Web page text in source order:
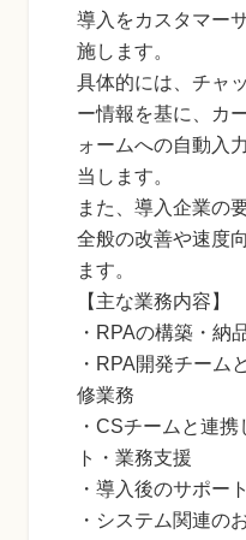
導入をカスタマー
施します。
具体的には、チャ
ー情報を基に、カ
ォームへの自動入
当します。
また、導入企業の
全般の改善や速度
ます。
【主な業務内容】
・RPAの構築・納
・RPA開発チーム
修業務
・CSチームと連
ト・業務支援
・導入後のサポー
・システム関連の